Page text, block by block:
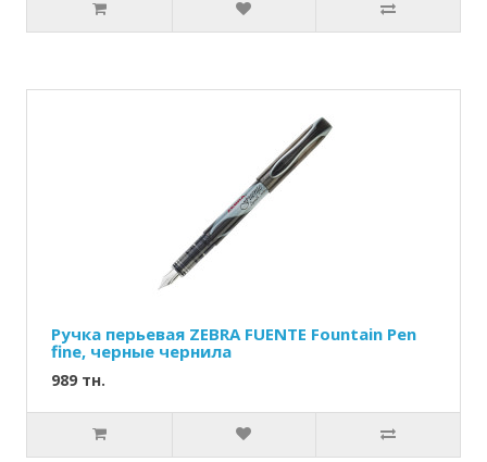
Ручка перьевая ZEBRA FUENTE Fountain Pen
fine, черные чернила
989 тн.